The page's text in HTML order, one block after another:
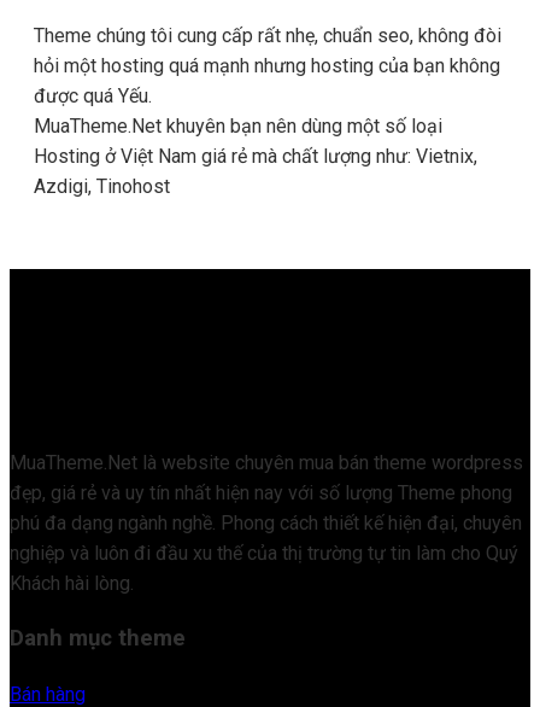
Theme chúng tôi cung cấp rất nhẹ, chuẩn seo, không đòi
hỏi một hosting quá mạnh nhưng hosting của bạn không
được quá Yếu.
MuaTheme.Net khuyên bạn nên dùng một số loại
Hosting ở Việt Nam giá rẻ mà chất lượng như: Vietnix,
Azdigi, Tinohost
MuaTheme.Net là website chuyên mua bán theme wordpress
đẹp, giá rẻ và uy tín nhất hiện nay với số lượng Theme phong
phú đa dạng ngành nghề. Phong cách thiết kế hiện đại, chuyên
nghiệp và luôn đi đầu xu thế của thị trường tự tin làm cho Quý
Khách hài lòng.
Danh mục theme
Bán hàng